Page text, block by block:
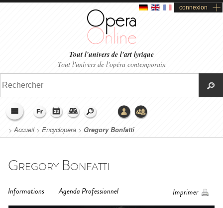
connexion
Tout l'univers de l'art lyrique
Tout l'univers de l'opéra contemporain
>Accueil> Encyclopera > Gregory Bonfatti
Gregory Bonfatti
Informations Agenda Professionnel Imprimer